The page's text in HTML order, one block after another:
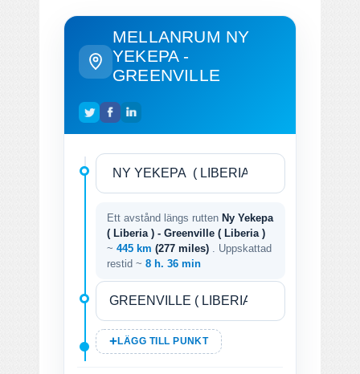
MELLANRUM NY
YEKEPA -
GREENVILLE
Ett avstånd längs rutten Ny Yekepa
( Liberia ) - Greenville ( Liberia )
~ 445 km (277 miles)
. Uppskattad
restid ~ 8 h. 36 min
LÄGG TILL PUNKT